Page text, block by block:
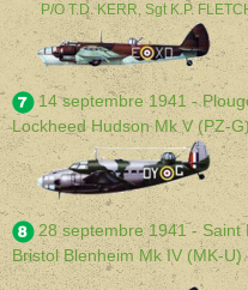
P/O T.D. KERR, Sgt K.P.
14 septembre 1941 -
Lockheed Hudson Mk V (PZ-G)
28 septembre 1941 - Saint
Bristol Blenheim Mk IV (MK-U)